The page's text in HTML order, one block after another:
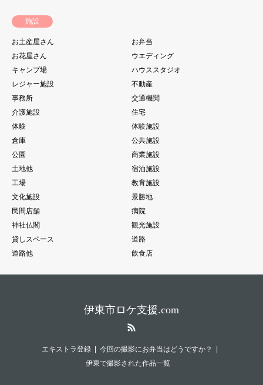
施設
お土産屋さん
お弁当
お花屋さん
ウエディング
キャンプ場
ハウススタジオ
レジャー施設
不動産
事務所
交通機関
介護施設
住宅
体験
体験施設
倉庫
公共施設
公園
商業施設
土地他
宿泊施設
工場
教育施設
文化施設
景勝地
民間店舗
病院
神社仏閣
観光施設
貸しスペース
道路
道路他
飲食店
伊東市ロケ支援.com
エキストラ登録
今回の撮影にお弁当はどうですか？
伊東で撮影された作品一覧